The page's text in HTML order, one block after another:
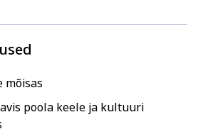
Veebi- ja videoõpe
mõisas
poola keele ja kultuuri